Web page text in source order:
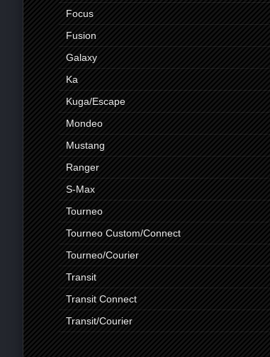
Focus
Fusion
Galaxy
Ka
Kuga/Escape
Mondeo
Mustang
Ranger
S-Max
Tourneo
Tourneo Custom/Connect
Tourneo/Courier
Transit
Transit Connect
Transit/Courier